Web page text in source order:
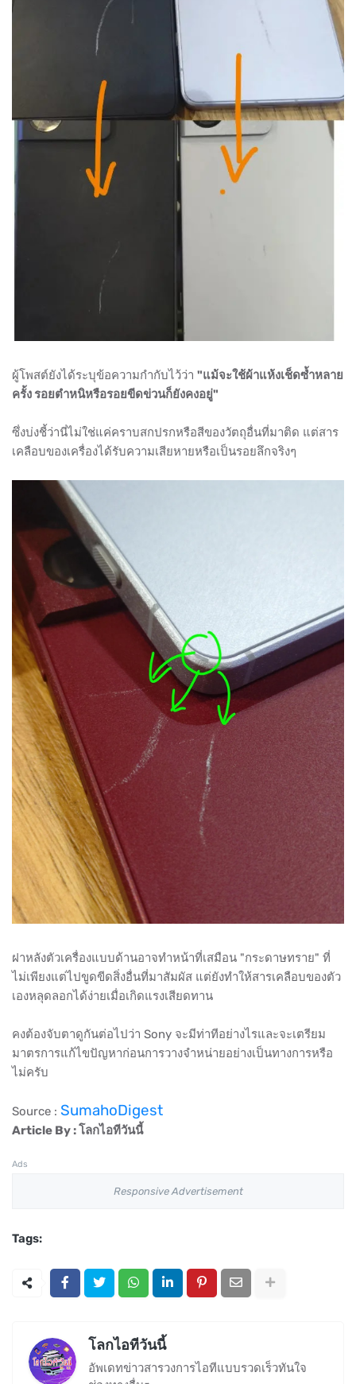
ผู้โพสต์ยังได้ระบุข้อความกำกับไว้ว่า "แม้จะใช้ผ้าแห้งเช็ดซ้ำหลาย
ครั้ง รอยตำหนิหรือรอยขีดข่วนก็ยังคงอยู่"
ซึ่งบ่งชี้ว่านี่ไม่ใช่แค่คราบสกปรกหรือสีของวัตถุอื่นที่มาติด แต่สาร
เคลือบของเครื่องได้รับความเสียหายหรือเป็นรอยลึกจริงๆ
ฝาหลังตัวเครื่องแบบด้านอาจทำหน้าที่เสมือน "กระดาษทราย" ที่
ไม่เพียงแต่ไปขูดขีดสิ่งอื่นที่มาสัมผัส แต่ยังทำให้สารเคลือบของตัว
เองหลุดลอกได้ง่ายเมื่อเกิดแรงเสียดทาน
คงต้องจับตาดูกันต่อไปว่า Sony จะมีท่าทีอย่างไรและจะเตรียม
มาตรการแก้ไขปัญหาก่อนการวางจำหน่ายอย่างเป็นทางการหรือ
ไม่ครับ
Source : SumahoDigest
Article By : โลกไอทีวันนี้
Ads
Responsive Advertisement
Tags:
โลกไอทีวันนี้
อัพเดทข่าวสารวงการไอทีแบบรวดเร็วทันใจ